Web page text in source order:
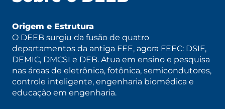
Origem e Estrutura
O DEEB surgiu da fusão de quatro
departamentos da antiga FEE, agora FEEC: DSIF,
DEMIC, DMCSI e DEB. Atua em ensino e pesquisa
nas áreas de eletrônica, fotônica, semicondutores,
controle inteligente, engenharia biomédica e
educação em engenharia.